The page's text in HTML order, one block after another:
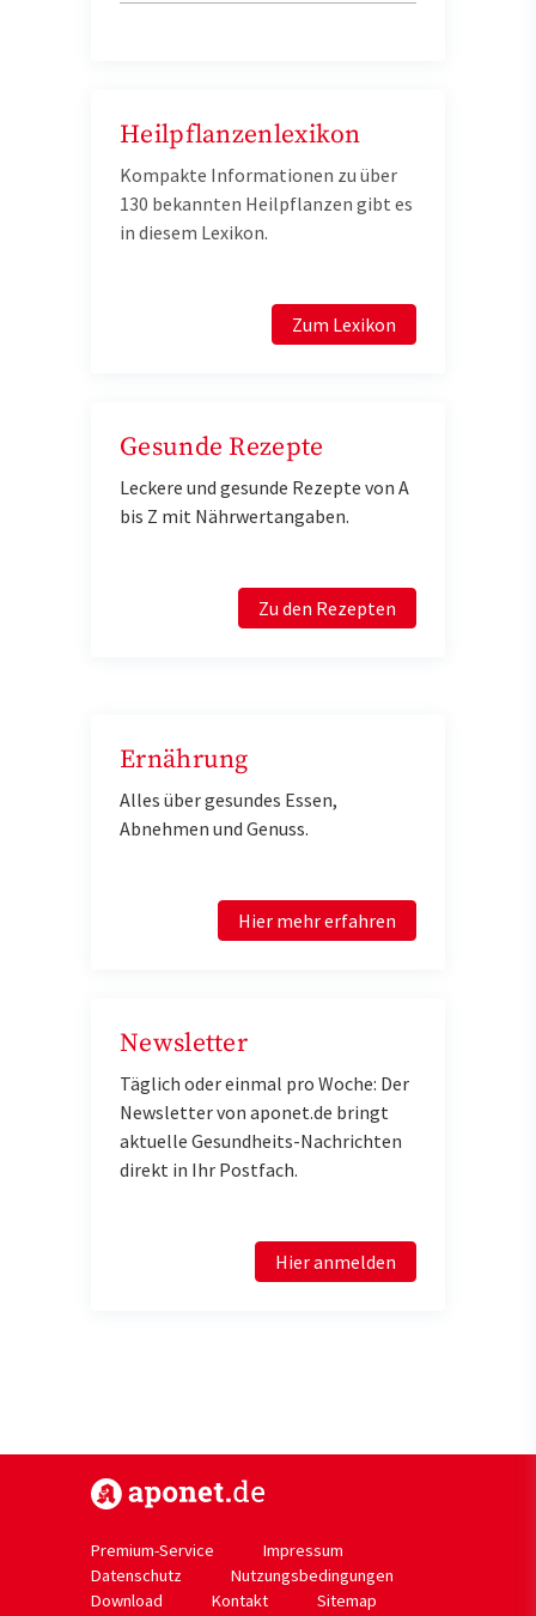
Heilpflanzenlexikon
Kompakte Informationen zu über
130 bekannten Heilpflanzen gibt es
in diesem Lexikon.
Zum Lexikon
Gesunde Rezepte
Leckere und gesunde Rezepte von A
bis Z mit Nährwertangaben.
Zu den Rezepten
Ernährung
Alles über gesundes Essen,
Abnehmen und Genuss.
Hier mehr erfahren
Newsletter
Täglich oder einmal pro Woche: Der
Newsletter von aponet.de bringt
aktuelle Gesundheits-Nachrichten
direkt in Ihr Postfach.
Hier anmelden
Premium-Service
Impressum
Datenschutz
Nutzungsbedingungen
Download
Kontakt Sitemap